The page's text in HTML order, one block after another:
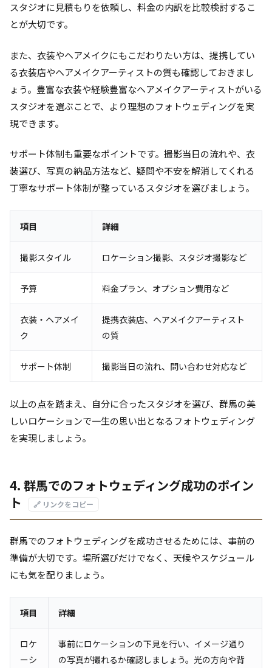
スタジオに見積もりを依頼し、料金の内訳を比較検討するこ
とが大切です。
また、衣装やヘアメイクにもこだわりたい方は、提携してい
る衣装店やヘアメイクアーティストの質も確認しておきまし
ょう。豊富な衣装や経験豊富なヘアメイクアーティストがいる
スタジオを選ぶことで、より理想のフォトウェディングを実
現できます。
サポート体制も重要なポイントです。撮影当日の流れや、衣
装選び、写真の納品方法など、疑問や不安を解消してくれる
丁寧なサポート体制が整っているスタジオを選びましょう。
項目 詳細
撮影スタイル ロケーション撮影、スタジオ撮影など
予算 料金プラン、オプション費用など
衣装・ヘアメイ
ク
提携衣装店、ヘアメイクアーティスト
の質
サポート体制 撮影当日の流れ、問い合わせ対応など
以上の点を踏まえ、自分に合ったスタジオを選び、群馬の美
しいロケーションで一生の思い出となるフォトウェディング
を実現しましょう。
4. 群馬でのフォトウェディング成功のポイン
ト
🔗 リンクをコピー
群馬でのフォトウェディングを成功させるためには、事前の
準備が大切です。場所選びだけでなく、天候やスケジュール
にも気を配りましょう。
項目 詳細
ロケ
ーシ
事前にロケーションの下見を行い、イメージ通り
の写真が撮れるか確認しましょう。光の方向や背